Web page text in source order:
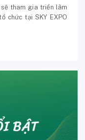
tham gia triển lãm
chức tại SKY EXPO